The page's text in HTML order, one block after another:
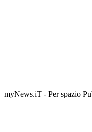
myNews.iT - Per spazio